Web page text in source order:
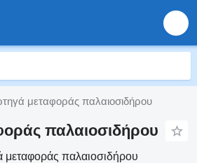
μεταφοράς παλαιοσιδήρου
παλαιοσιδήρου
μεταφοράς παλαιοσιδήρου